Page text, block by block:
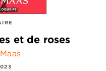
et de roses